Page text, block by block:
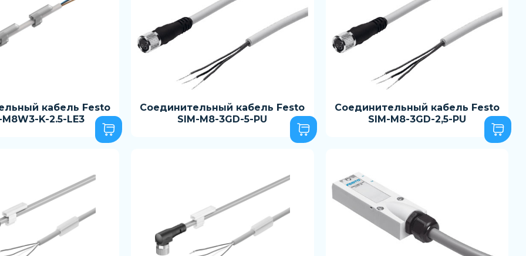
кабель Festo
M8W3-K-2.5-LE3
Соединительный кабель Festo
SIM-M8-3GD-5-PU
Соединительный кабель Festo
SIM-M8-3GD-2,5-PU